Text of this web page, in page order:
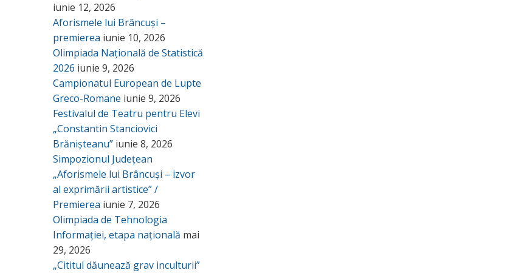
iunie 12, 2026
Aforismele lui Brâncuși –
premierea iunie 10, 2026
Olimpiada Națională de Statistică
2026 iunie 9, 2026
Campionatul European de Lupte
Greco-Romane iunie 9, 2026
Festivalul de Teatru pentru Elevi
„Constantin Stanciovici
Brănișteanu” iunie 8, 2026
Simpozionul Județean
„Aforismele lui Brâncuși – izvor
al exprimării artistice” /
Premierea iunie 7, 2026
Olimpiada de Tehnologia
Informației, etapa națională mai
29, 2026
„Cititul dăunează grav inculturii”